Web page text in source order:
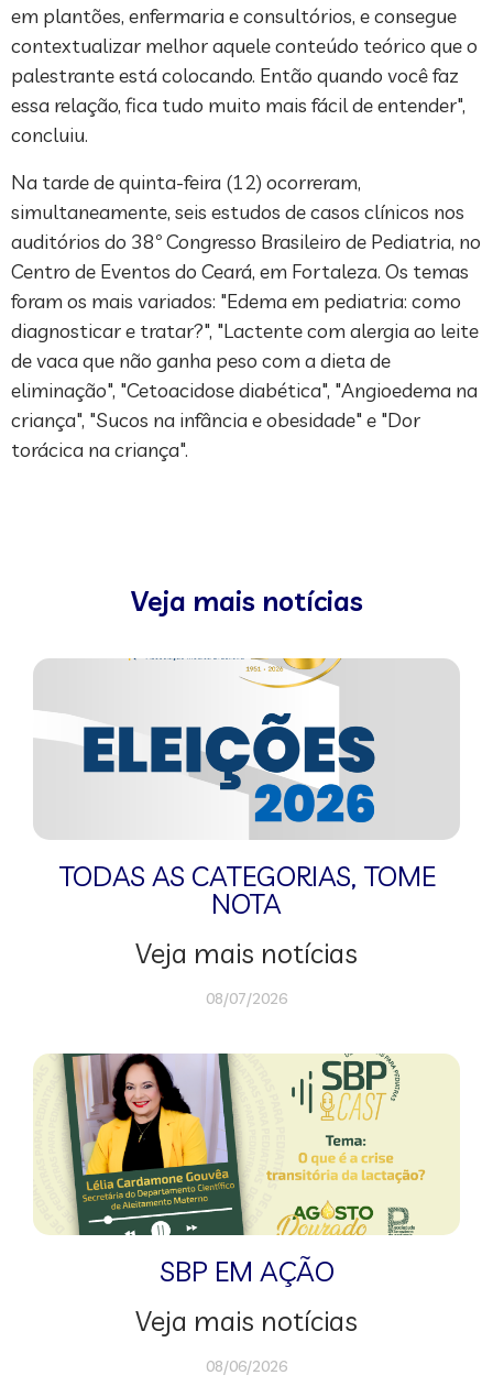
em plantões, enfermaria e consultórios, e consegue
contextualizar melhor aquele conteúdo teórico que o
palestrante está colocando. Então quando você faz
essa relação, fica tudo muito mais fácil de entender",
concluiu.
Na tarde de quinta-feira (12) ocorreram,
simultaneamente, seis estudos de casos clínicos nos
auditórios do 38º Congresso Brasileiro de Pediatria, no
Centro de Eventos do Ceará, em Fortaleza. Os temas
foram os mais variados: "Edema em pediatria: como
diagnosticar e tratar?", "Lactente com alergia ao leite
de vaca que não ganha peso com a dieta de
eliminação", "Cetoacidose diabética", "Angioedema na
criança", "Sucos na infância e obesidade" e "Dor
torácica na criança".
Veja mais notícias
TODAS AS CATEGORIAS, TOME
NOTA
Veja mais notícias
08/07/2026
SBP EM AÇÃO
Veja mais notícias
08/06/2026